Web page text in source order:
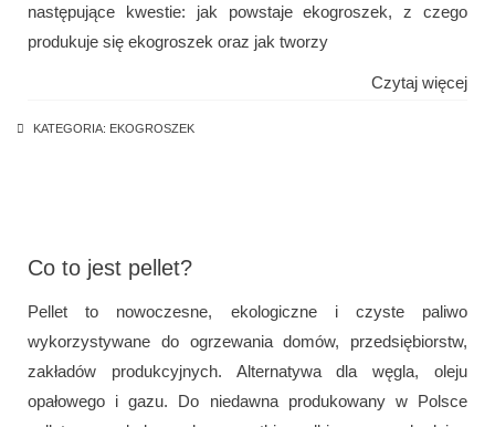
następujące kwestie: jak powstaje ekogroszek, z czego
produkuje się ekogroszek oraz jak tworzy
Czytaj więcej
KATEGORIA: EKOGROSZEK
Co to jest pellet?
Pellet to nowoczesne, ekologiczne i czyste paliwo
wykorzystywane do ogrzewania domów, przedsiębiorstw,
zakładów produkcyjnych. Alternatywa dla węgla, oleju
opałowego i gazu. Do niedawna produkowany w Polsce